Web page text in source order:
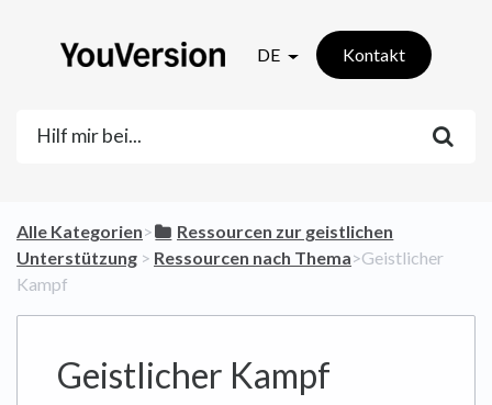
DE Kontakt
Alle Kategorien​>​
​Ressourcen zur geistlichen
Unterstützung ​ > ​ ​Ressourcen nach Thema​>​ Geistlicher
Kampf
Geistlicher Kampf